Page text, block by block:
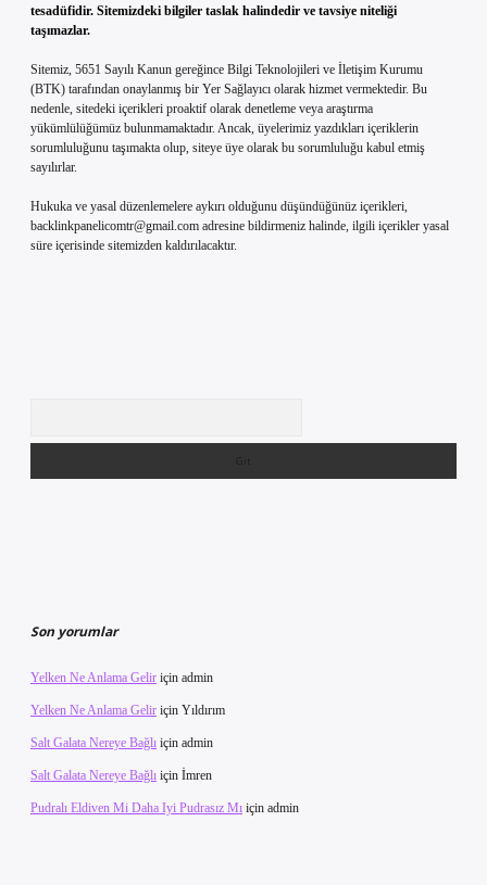
tesadüfidir. Sitemizdeki bilgiler taslak halindedir ve tavsiye niteliği
taşımazlar.
Sitemiz, 5651 Sayılı Kanun gereğince Bilgi Teknolojileri ve İletişim Kurumu
(BTK) tarafından onaylanmış bir Yer Sağlayıcı olarak hizmet vermektedir. Bu
nedenle, sitedeki içerikleri proaktif olarak denetleme veya araştırma
yükümlülüğümüz bulunmamaktadır. Ancak, üyelerimiz yazdıkları içeriklerin
sorumluluğunu taşımakta olup, siteye üye olarak bu sorumluluğu kabul etmiş
sayılırlar.
Hukuka ve yasal düzenlemelere aykırı olduğunu düşündüğünüz içerikleri,
backlinkpanelicomtr@gmail.com adresine bildirmeniz halinde, ilgili içerikler yasal
süre içerisinde sitemizden kaldırılacaktır.
Son yorumlar
Yelken Ne Anlama Gelir için admin
Yelken Ne Anlama Gelir için Yıldırım
Salt Galata Nereye Bağlı için admin
Salt Galata Nereye Bağlı için İmren
Pudralı Eldiven Mi Daha Iyi Pudrasız Mı için admin